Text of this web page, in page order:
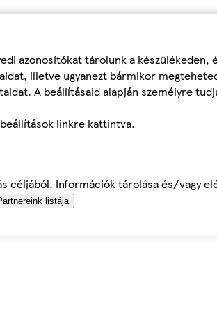
azonosítókat tárolunk a készülékeden,
illetve ugyanezt bármikor
A beállításaid alapján személyre
linkre kattintva.
céljából. Információk tárolása és/vagy
listája